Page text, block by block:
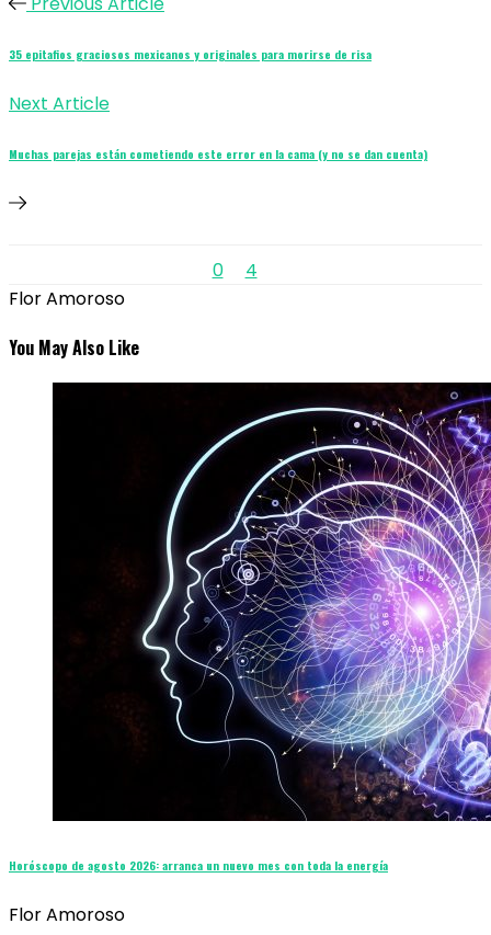
35 epitafios graciosos mexicanos y originales para morirse de risa
Next Article
Muchas parejas están cometiendo este error en la cama (y no se dan cuenta)
0
4
Flor Amoroso
You May Also Like
Horóscopo de agosto 2026: arranca un nuevo mes con toda la energía
Flor Amoroso